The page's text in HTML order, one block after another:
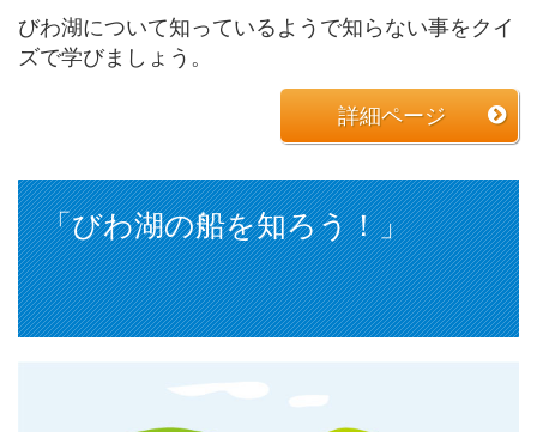
びわ湖について知っているようで知らない事をクイ
ズで学びましょう。
詳細ページ
「びわ湖の船を知ろう！」